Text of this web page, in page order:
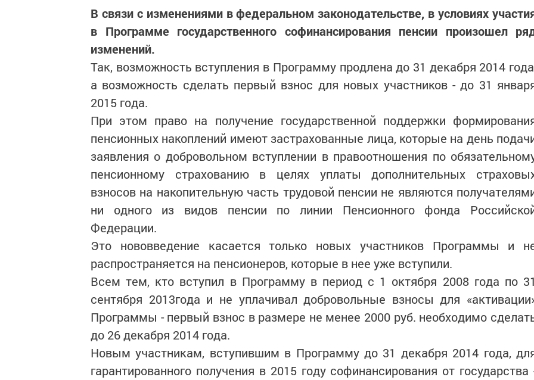
В связи с изменениями в федеральном законодательстве, в условиях
в Программе государственного софинансирования пенсии произошел
изменений.
Так, возможность вступления в Программу продлена до 31 декабря 2014
а возможность сделать первый взнос для новых участников - до 31
2015 года.
При этом право на получение государственной поддержки
пенсионных накоплений имеют застрахованные лица, которые на день
заявления о добровольном вступлении в правоотношения по
пенсионному страхованию в целях уплаты дополнительных
взносов на накопительную часть трудовой пенсии не являются
ни одного из видов пенсии по линии Пенсионного фонда
Федерации.
Это нововведение касается только новых участников Программы и
распространяется на пенсионеров, которые в нее уже вступили.
Всем тем, кто вступил в Программу в период с 1 октября 2008 года по 31
сентября 2013года и не уплачивал добровольные взносы для
Программы - первый взнос в размере не менее 2000 руб. необходимо
до 26 декабря 2014 года.
Новым участникам, вступившим в Программу до 31 декабря 2014 года,
гарантированного получения в 2015 году софинансирования от государства